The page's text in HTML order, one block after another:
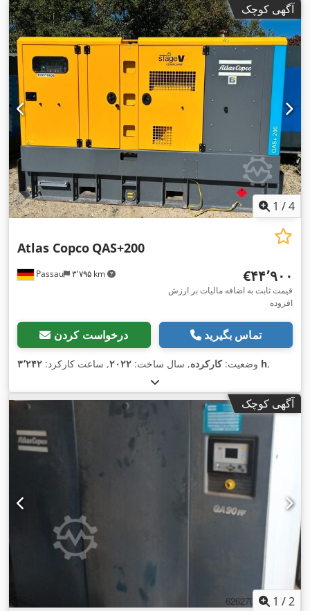
آگهی کوچک
1 /4
Passau ۳٬۷۹۵ km
Atlas Copco QAS+200
‎€۴۴٬۹۰۰
قیمت ثابت به اضافه مالیات بر ارزش
افزوده
درخواست کردن تماس بگیرید
وضعیت:کارکرده, سال ساخت: ۲۰۲۲, ساعت کارکرد: ۳٬۲۴۲ h,
آگهی کوچک
1 /2